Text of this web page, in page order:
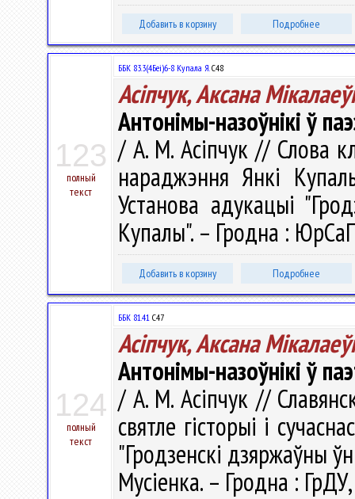
Добавить в корзину Подробнее
123
полный
текст
ББК 83.3(4Беі)6-8 Купала Я.С48
Асіпчук, Аксана
Антонімы-назоўнікі ў
/ А. М. Асіпчук // Слова
нараджэння Янкі
Установа адукацыі
Купалы". – Гродна :
Добавить в корзину Подробнее
124
полный
текст
ББК 81.41 С47
Асіпчук, Аксана
Антонімы-назоўнікі ў
/ А. М. Асіпчук //
святле гісторыі і
"Гродзенскі дзяржаўны
Мусіенка. – Гродна :